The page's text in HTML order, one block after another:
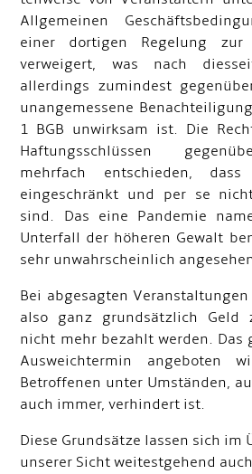
Allgemeinen
einer dortigen Regelung zur
verweigert, was nach
allerdings zumindest
unangemessene
1 BGB unwirksam ist. Die
Haftungsschlüssen
mehrfach entschieden,
eingeschränkt und per se
sind. Das eine Pandemie
Unterfall der höheren Gewalt
sehr unwahrscheinlich
Bei abgesagten
also ganz grundsätzlich Geld
nicht mehr bezahlt werden. Das
Ausweichtermin angeboten
Betroffenen unter Umständen,
auch immer, verhindert ist.
Diese Grundsätze lassen sich im
unserer Sicht weitestgehend